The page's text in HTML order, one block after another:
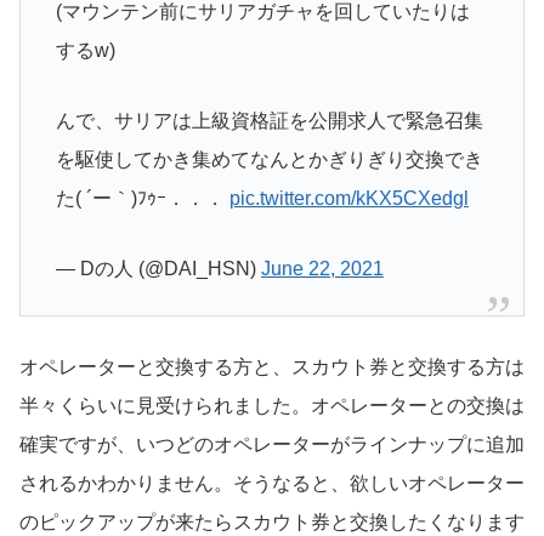
(マウンテン前にサリアガチャを回していたりは
するw)
んで、サリアは上級資格証を公開求人で緊急召集
を駆使してかき集めてなんとかぎりぎり交換でき
た( ´ー｀)ﾌｩｰ．．． pic.twitter.com/kKX5CXedgl
— Dの人 (@DAI_HSN) June 22, 2021
オペレーターと交換する方と、スカウト券と交換する方は
半々くらいに見受けられました。オペレーターとの交換は
確実ですが、いつどのオペレーターがラインナップに追加
されるかわかりません。そうなると、欲しいオペレーター
のピックアップが来たらスカウト券と交換したくなります